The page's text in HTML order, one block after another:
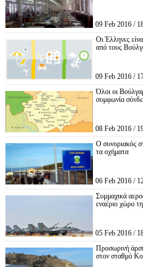
09 Feb 2016 /
Οι Έλληνες
από τους
09 Feb 2016 /
Όλοι οι
συμφωνία
08 Feb 2016 /
Ο συνοριακός
τα οχήματα
06 Feb 2016 /
Συμμαχικά
εναέριο χώρο
05 Feb 2016 /
Προσωρινή
στον σταθμό